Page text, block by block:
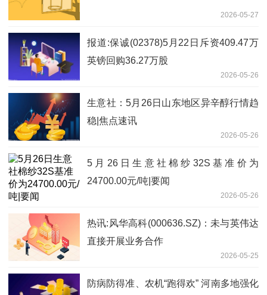
2026-05-27
报道:保诚(02378)5月22日斥资409.47万
英镑回购36.27万股
2026-05-26
生意社：5月26日山东地区异辛醇行情趋
稳|焦点速讯
2026-05-26
5月26日生意社棉纱32S基准价为
24700.00元/吨|要闻
2026-05-26
热讯:风华高科(000636.SZ)：未与英伟达
直接开展业务合作
2026-05-25
防病防得准、农机“跑得欢” 河南多地强化